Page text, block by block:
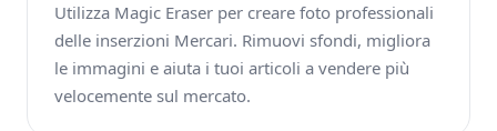
Utilizza Magic Eraser per creare foto professionali
delle inserzioni Mercari. Rimuovi sfondi, migliora
le immagini e aiuta i tuoi articoli a vendere più
velocemente sul mercato.